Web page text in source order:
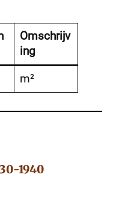
Omschrijv
ing
m²
1940